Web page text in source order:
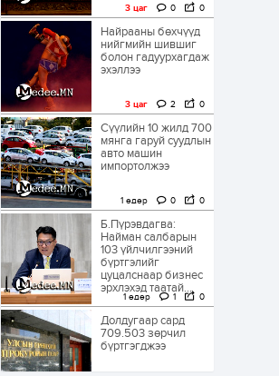
3 цаг 0 0
Найрааны бөхчүүд
нийгмийн шившиг
болон гадуурхагдаж
эхэллээ
3 цаг 2 0
Сүүлийн 10 жилд 700
мянга гаруй суудлын
авто машин
импортолжээ
1 өдөр 0 0
Б.Пүрэвдагва:
Найман салбарын
103 үйлчилгээний
бүртгэлийг
цуцалснаар бизнес
эрхлэхэд таатай...
1 өдөр 1 0
Долдугаар сард
709.503 зөрчил
бүртгэгджээ